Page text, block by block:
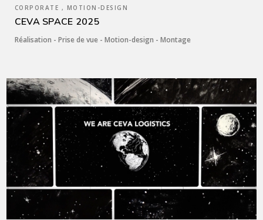
CORPORATE , MOTION-DESIGN
CEVA SPACE 2025
Réalisation - Prise de vue - Motion-design - Montage